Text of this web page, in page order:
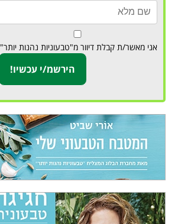
אני מאשר/ת קבלת דיוור מ"טבעוניות נהנות יותר"